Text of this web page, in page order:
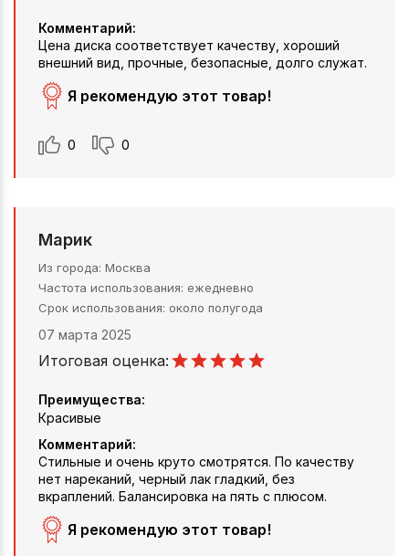
Комментарий:
Цена диска соответствует качеству, хороший
внешний вид, прочные, безопасные, долго служат.
Я рекомендую этот товар!
0 0
Марик
Из города Москва
Частота использования ежедневно
Срок использования около полугода
07 марта 2025
Итоговая оценка:
Преимущества:
Красивые
Комментарий:
Стильные и очень круто смотрятся. По качеству
нет нареканий, черный лак гладкий, без
вкраплений. Балансировка на пять с плюсом.
Я рекомендую этот товар!